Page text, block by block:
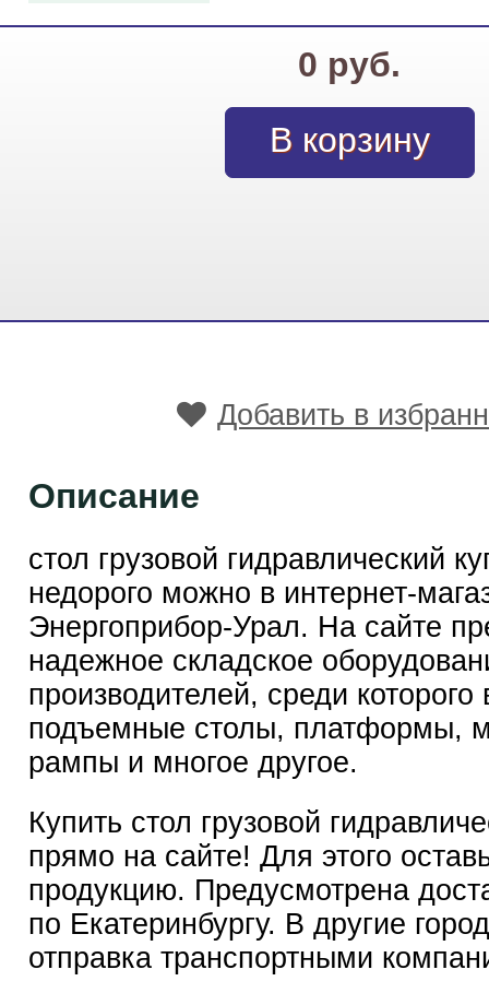
0 руб.
Добавить в
Описание
стол грузовой гидравлический
недорого можно в интернет-
Энергоприбор-Урал. На сайте
надежное складское
производителей, среди
подъемные столы, платформы,
рампы и многое другое.
Купить стол грузовой
прямо на сайте! Для этого
продукцию. Предусмотрена
по Екатеринбургу. В другие
отправка транспортными